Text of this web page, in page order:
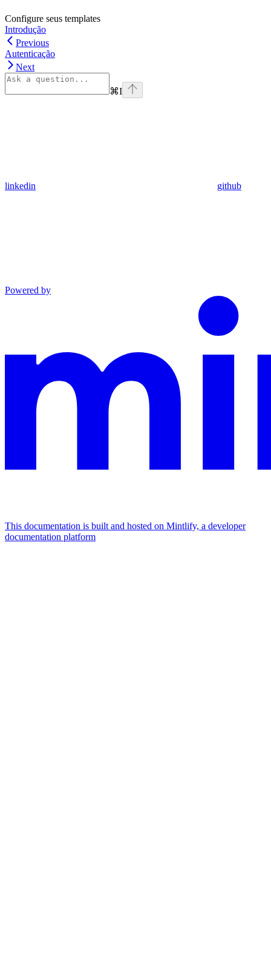
Configure seus templates
Introdução
Previous
Autenticação
Next
⌘I
linkedin github
Powered by
This documentation is built and hosted on Mintlify, a developer
documentation platform